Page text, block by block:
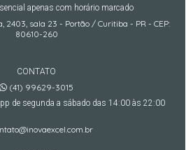
apenas com horário marcado
2403, sala 23 - Portão / Curitiba - PR - CEP:
80610-260
CONTATO
(41) 99629-3015
de segunda a sábado das 14:00 às 22:00